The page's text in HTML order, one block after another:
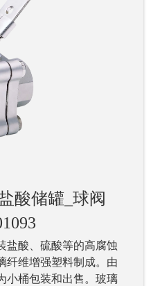
酸储罐_球阀
盐酸、硫酸等的高腐蚀
纤维增强塑料制成。由
小桶包装和出售。玻璃